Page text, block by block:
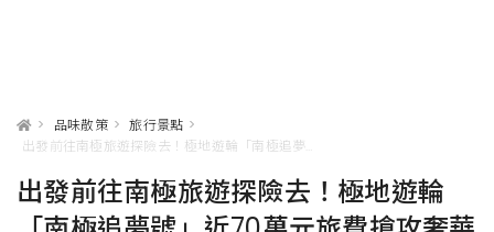
> 品味散策 > 旅行景點 >
出發前往南極旅遊探險去！極地遊輪